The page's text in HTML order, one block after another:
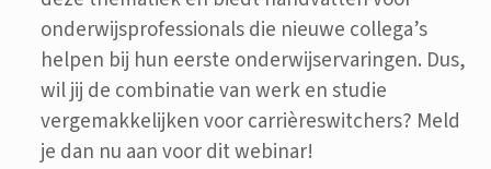
onderwijsprofessionals die nieuwe collega’s
helpen bij hun eerste onderwijservaringen. Dus,
wil jij de combinatie van werk en studie
vergemakkelijken voor carrièreswitchers? Meld
je dan nu aan voor dit webinar!